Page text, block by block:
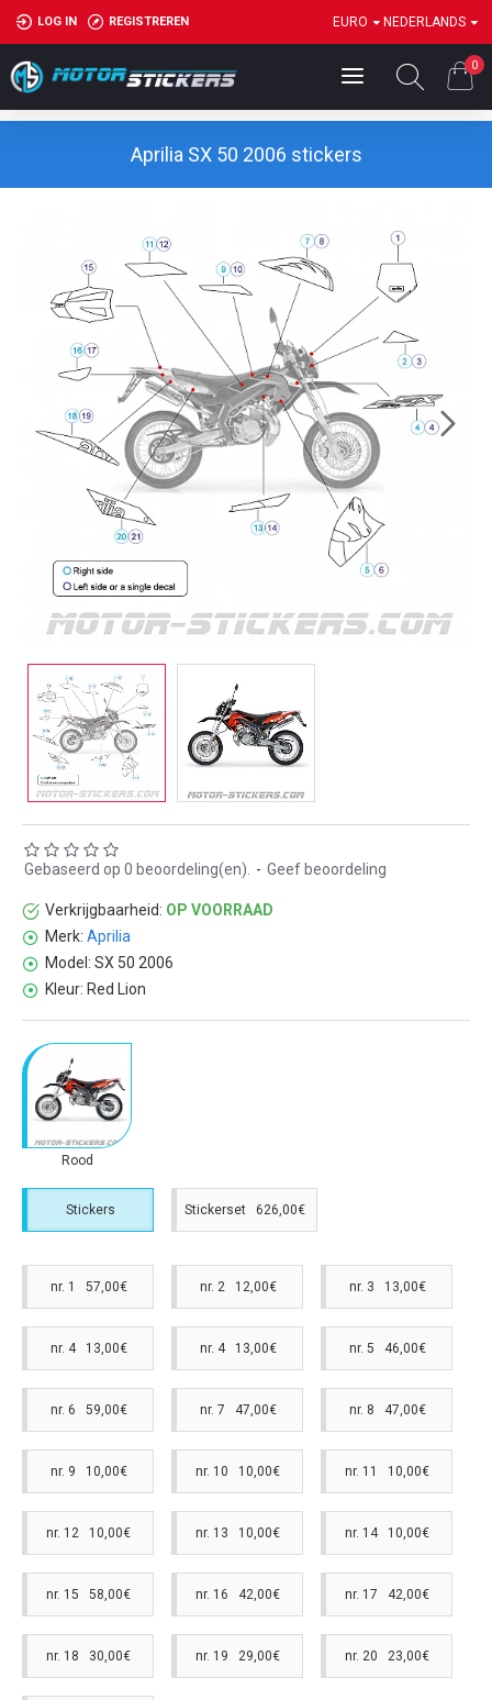
LOG IN REGISTREREN EURO NEDERLANDS
0
Aprilia SX 50 2006 stickers
Verkrijgbaarheid: OP VOORRAAD
Merk: Aprilia
Model: SX 50 2006
Kleur: Red Lion
Gebaseerd op 0 beoordeling(en). - Geef beoordeling
Rood
Stickers Stickerset 626,00€
nr. 1 57,00€ nr. 2 12,00€ nr. 3 13,00€
nr. 4 13,00€ nr. 4 13,00€ nr. 5 46,00€
nr. 6 59,00€ nr. 7 47,00€ nr. 8 47,00€
nr. 9 10,00€ nr. 10 10,00€ nr. 11 10,00€
nr. 12 10,00€ nr. 13 10,00€ nr. 14 10,00€
nr. 15 58,00€ nr. 16 42,00€ nr. 17 42,00€
nr. 18 30,00€ nr. 19 29,00€ nr. 20 23,00€